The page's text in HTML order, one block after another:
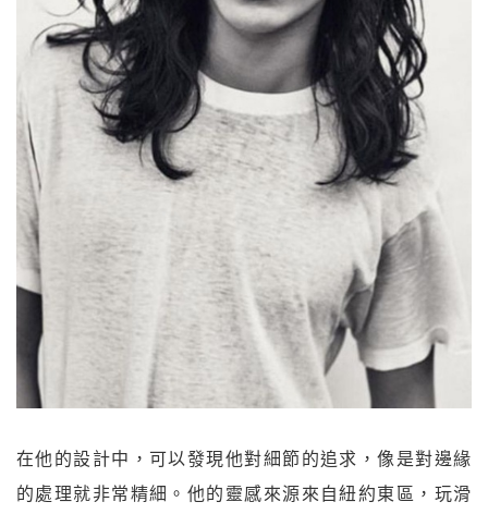
在他的設計中，可以發現他對細節的追求，像是對邊緣
的處理就非常精細。他的靈感來源來自紐約東區，玩滑